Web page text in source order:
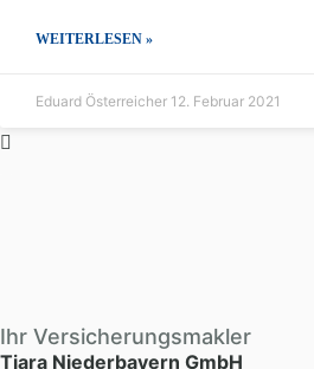
WEITERLESEN »
Eduard Österreicher 12. Februar 2021
Ihr Versicherungsmakler
Tjara Niederbayern GmbH